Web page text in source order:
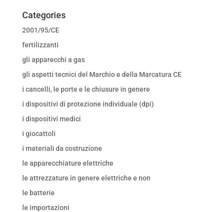
Categories
2001/95/CE
fertilizzanti
gli apparecchi a gas
gli aspetti tecnici del Marchio e della Marcatura CE
i cancelli, le porte e le chiusure in genere
i dispositivi di protezione individuale (dpi)
i dispositivi medici
i giocattoli
i materiali da costruzione
le apparecchiature elettriche
le attrezzature in genere elettriche e non
le batterie
le importazioni